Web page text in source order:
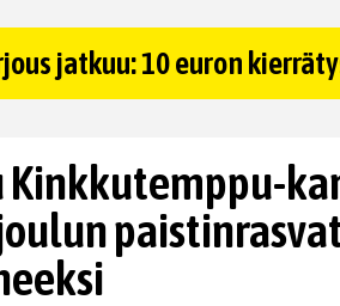
jatkuu: 10 euron